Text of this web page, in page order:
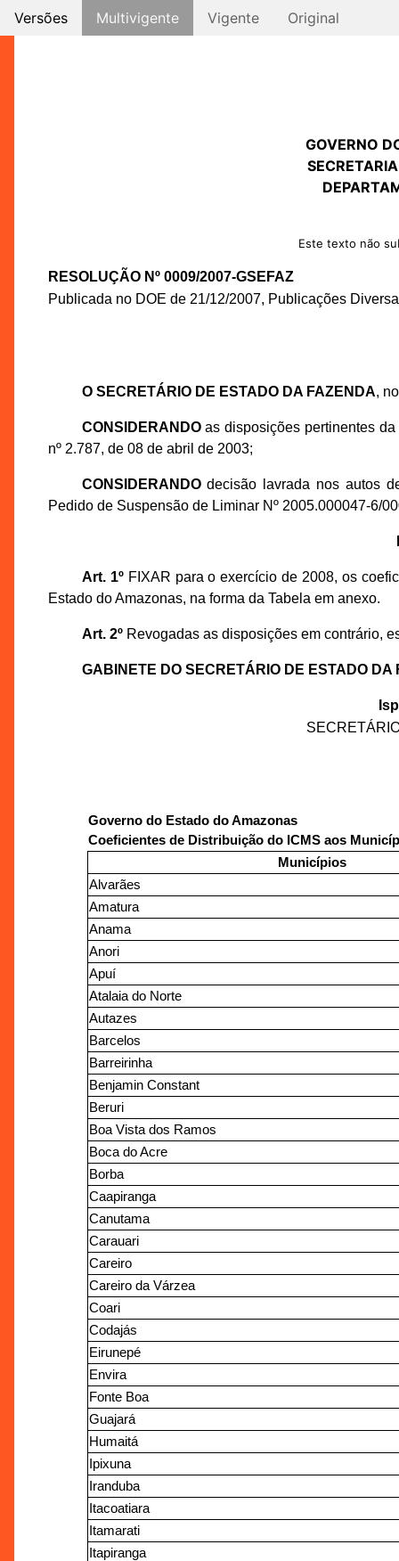
Versões Multivigente Vigente Original
GOVERNO
Este texto não
RESOLUÇÃO Nº 0009/2007-GSEFAZ
Publicada no DOE de 21/12/2007, Publicações
O SECRETÁRIO DE ESTADO DA FAZENDA,
CONSIDERANDOas disposições pertinentes da
nº 2.787, de 08 de abril de 2003;
CONSIDERANDOdecisão lavrada nos autos
Pedido de Suspensão de Liminar Nº 2005.000047-6/
Art. 1ºFIXAR para o exercício de 2008, os
Estado do Amazonas, na forma da Tabela em anexo.
Art. 2ºRevogadas as disposições em contrário,
GABINETE DO SECRETÁRIO DE ESTADO DA
Governo do Estado do Amazonas
Coeficientes de Distribuição do ICMS aos
Municípios
Alvarães
Amatura
Anama
Anori
Apuí
Atalaia do Norte
Autazes
Barcelos
Barreirinha
Benjamin Constant
Beruri
Boa Vista dos Ramos
Boca do Acre
Borba
Caapiranga
Canutama
Carauari
Careiro
Careiro da Várzea
Coari
Codajás
Eirunepé
Envira
Fonte Boa
Guajará
Humaitá
Ipixuna
Iranduba
Itacoatiara
Itamarati
Itapiranga